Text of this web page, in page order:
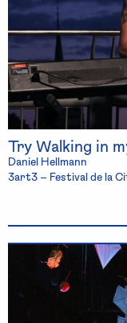
Try Walking in
Daniel Hellmann
3art3 – Festival de la